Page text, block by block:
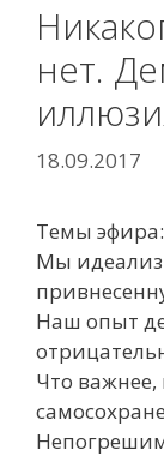
нет.
18.09.2017
Темы эфира:
Мы
Наш опыт
Что